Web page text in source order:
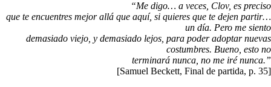
“Me digo… a veces, Clov, es preciso
que te encuentres mejor allá que aquí, si quieres que te dejen partir…
un día. Pero me siento
demasiado viejo, y demasiado lejos, para poder adoptar nuevas
costumbres. Bueno, esto no
terminará nunca, no me iré nunca.”
[Samuel Beckett, Final de partida, p. 35]